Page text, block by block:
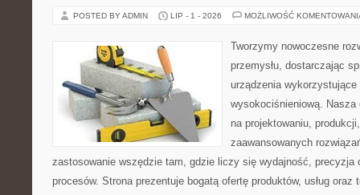
POSTED BY ADMIN LIP - 1 - 2026 MOŻLIWOŚĆ
Tworzymy nowoczesne
przemysłu, dostarczając
urządzenia wykorzystujące
wysokociśnieniową. Nasza
na projektowaniu,
zaawansowanych
zastosowanie wszędzie tam, gdzie liczy się wydajność, precyzja
procesów. Strona prezentuje bogatą ofertę produktów, usług oraz